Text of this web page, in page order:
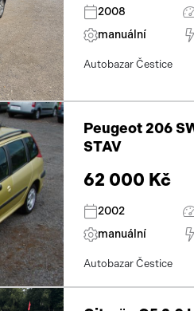
2008
manuální
Autobazar Čestice
Peugeot 206
STAV
62 000 Kč
2002
manuální
Autobazar Čestice